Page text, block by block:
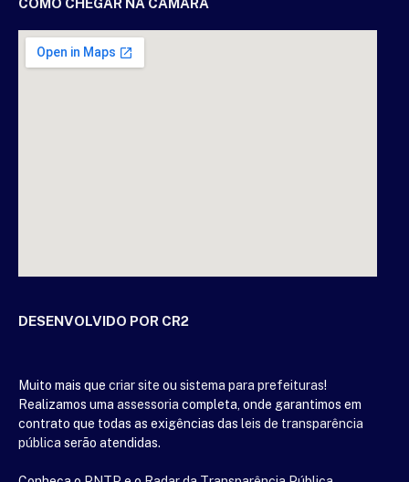
DESENVOLVIDO POR CR2
Muito mais que criar site ou sistema para prefeituras!
Realizamos uma assessoria completa, onde garantimos em
contrato que todas as exigências das leis de transparência
pública serão atendidas.